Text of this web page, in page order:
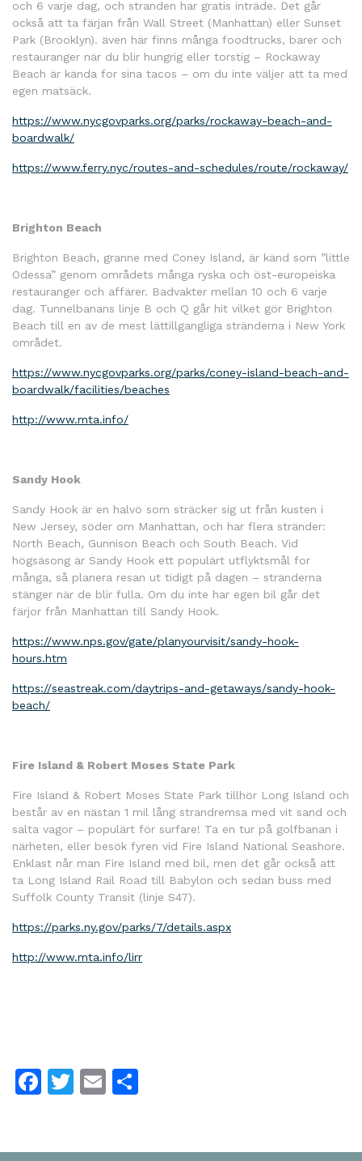
och 6 varje dag, och stranden har gratis inträde. Det går
också att ta färjan från Wall Street (Manhattan) eller Sunset
Park (Brooklyn). även här finns många foodtrucks, barer och
restauranger när du blir hungrig eller torstig – Rockaway
Beach är kända for sina tacos – om du inte väljer att ta med
egen matsäck.
https://www.nycgovparks.org/parks/rockaway-beach-and-
boardwalk/
https://www.ferry.nyc/routes-and-schedules/route/rockaway/
Brighton Beach
Brighton Beach, granne med Coney Island, är känd som ”little
Odessa” genom områdets många ryska och öst-europeiska
restauranger och affärer. Badvakter mellan 10 och 6 varje
dag. Tunnelbanans linje B och Q går hit vilket gör Brighton
Beach till en av de mest lättillgangliga stränderna i New York
området.
https://www.nycgovparks.org/parks/coney-island-beach-and-
boardwalk/facilities/beaches
http://www.mta.info/
Sandy Hook
Sandy Hook är en halvö som sträcker sig ut från kusten i
New Jersey, söder om Manhattan, och har flera stränder:
North Beach, Gunnison Beach och South Beach. Vid
högsäsong är Sandy Hook ett populärt utflyktsmål for
många, så planera resan ut tidigt på dagen – stränderna
stänger när de blir fulla. Om du inte har egen bil går det
färjor från Manhattan till Sandy Hook.
https://www.nps.gov/gate/planyourvisit/sandy-hook-
hours.htm
https://seastreak.com/daytrips-and-getaways/sandy-hook-
beach/
Fire Island & Robert Moses State Park
Fire Island & Robert Moses State Park tillhör Long Island och
består av en nästan 1 mil lång strandremsa med vit sand och
salta vagor – populärt för surfare! Ta en tur på golfbanan i
närheten, eller besök fyren vid Fire Island National Seashore.
Enklast når man Fire Island med bil, men det går också att
ta Long Island Rail Road till Babylon och sedan buss med
Suffolk County Transit (linje S47).
https://parks.ny.gov/parks/7/details.aspx
http://www.mta.info/lirr
Facebook
Twitter
Email